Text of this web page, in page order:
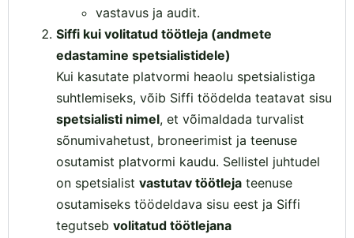
vastavus ja audit.
Siffi kui volitatud töötleja (andmete
edastamine spetsialistidele)
Kui kasutate platvormi heaolu spetsialistiga
suhtlemiseks, võib Siffi töödelda teatavat sisu
spetsialisti nimel, et võimaldada turvalist
sõnumivahetust, broneerimist ja teenuse
osutamist platvormi kaudu. Sellistel juhtudel
on spetsialist vastutav töötleja teenuse
osutamiseks töödeldava sisu eest ja Siffi
tegutseb volitatud töötlejana